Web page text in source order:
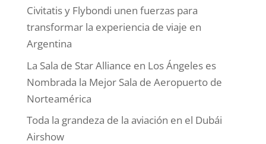
Civitatis y Flybondi unen fuerzas para
transformar la experiencia de viaje en
Argentina
La Sala de Star Alliance en Los Ángeles es
Nombrada la Mejor Sala de Aeropuerto de
Norteamérica
Toda la grandeza de la aviación en el Dubái
Airshow